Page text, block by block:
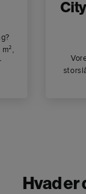
Hvad er